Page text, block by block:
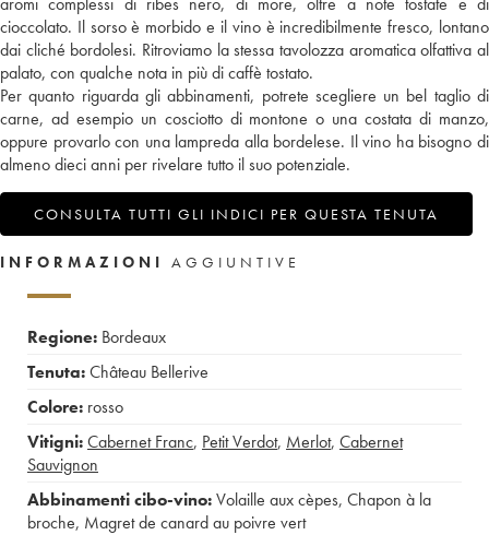
cioccolato. Il sorso è morbido e il vino è incredibilmente fresco, lontano
dai cliché bordolesi. Ritroviamo la stessa tavolozza aromatica olfattiva al
palato, con qualche nota in più di caffè tostato.
Per quanto riguarda gli abbinamenti, potrete scegliere un bel taglio di
carne, ad esempio un cosciotto di montone o una costata di manzo,
oppure provarlo con una lampreda alla bordelese. Il vino ha bisogno di
almeno dieci anni per rivelare tutto il suo potenziale.
CONSULTA TUTTI GLI INDICI PER QUESTA TENUTA
INFORMAZIONI AGGIUNTIVE
Regione: Bordeaux
Tenuta:Château Bellerive
Colore: rosso
Vitigni:Cabernet Franc, Petit Verdot, Merlot, Cabernet
Sauvignon
Abbinamenti cibo-vino:Volaille aux cèpes, Chapon à la
broche, Magret de canard au poivre vert